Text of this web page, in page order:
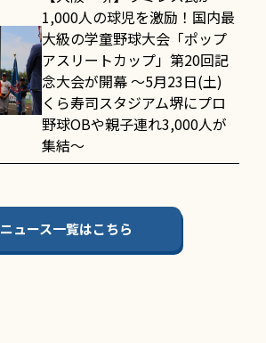
1,000人の球児を激励！国内最
大級の学童野球大会「ポップ
アスリートカップ」第20回記
念大会が開幕 〜5月23日(土)
くら寿司スタジアム堺にプロ
野球OBや親子連れ3,000人が
集結〜
ニュース一覧はこちら